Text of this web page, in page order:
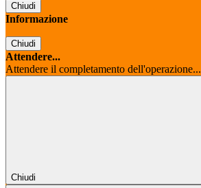
Chiudi
Informazione
Chiudi
Attendere...
Attendere il completamento dell'operazione...
Chiudi